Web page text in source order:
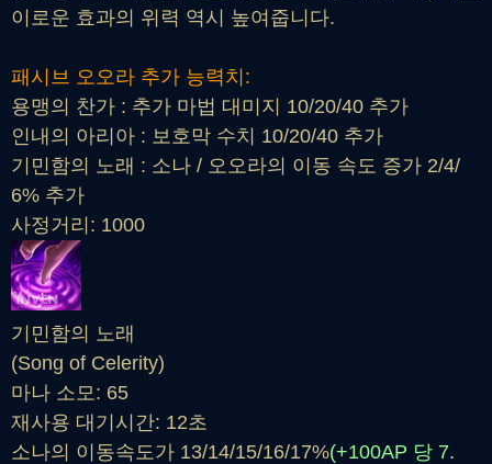
이로운 효과의 위력 역시 높여줍니다.
패시브 오오라 추가 능력치:
용맹의 찬가 : 추가 마법 대미지 10/20/40 추가
인내의 아리아 : 보호막 수치 10/20/40 추가
기민함의 노래 : 소나 / 오오라의 이동 속도 증가 2/4/
6% 추가
사정거리: 1000
기민함의 노래
(Song of Celerity)
마나 소모: 65
재사용 대기시간: 12초
소나의 이동속도가 13/14/15/16/17%(+100AP 당 7.